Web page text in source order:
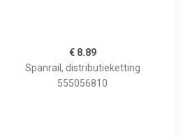
€ 8.89
Spanrail, distributieketting
555056810